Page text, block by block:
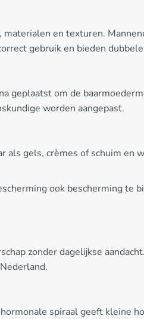
en texturen.
gebruik en bieden
geplaatst om de
worden aangepast.
als gels, crèmes of schuim en
ook bescherming te
zonder dagelijkse
spiraal geeft kleine